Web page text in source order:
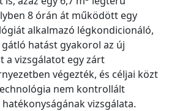
8 órán át működött egy
alkalmazó légkondicionáló,
gátló hatást gyakorol az új
a vizsgálatot egy zárt
végezték, és céljai közt
nem kontrollált
vizsgálata.